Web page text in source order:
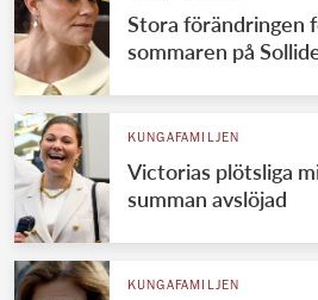
Stora förändringen
sommaren på
KUNGAFAMILJEN
Victorias plötsliga
summan avslöjad
KUNGAFAMILJEN